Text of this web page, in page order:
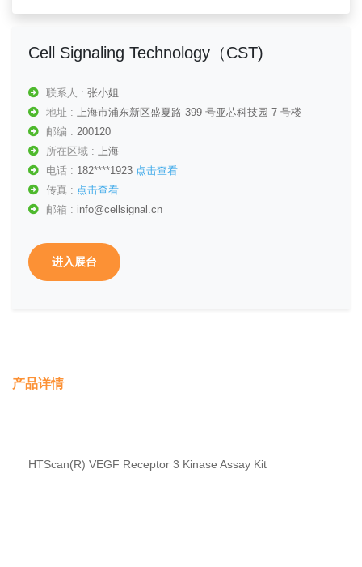
Cell Signaling Technology（CST)
联系人 : 张小姐
地址 : 上海市浦东新区盛夏路 399 号亚芯科技园 7 号楼
邮编 : 200120
所在区域 : 上海
电话 : 182****1923 点击查看
传真 : 点击查看
邮箱 : info@cellsignal.cn
进入展台
产品详情
HTScan(R) VEGF Receptor 3 Kinase Assay Kit